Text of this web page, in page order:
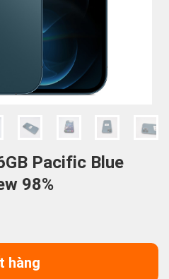
Pacific Blue
98%
hàng